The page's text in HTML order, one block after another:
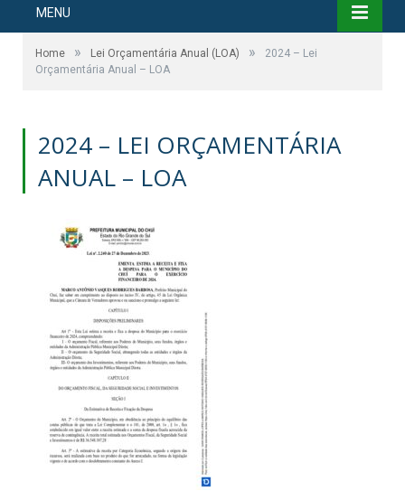
MENU
Home » Lei Orçamentária Anual (LOA) »
2024 – Lei
Orçamentária Anual – LOA
2024 – LEI ORÇAMENTÁRIA
ANUAL – LOA